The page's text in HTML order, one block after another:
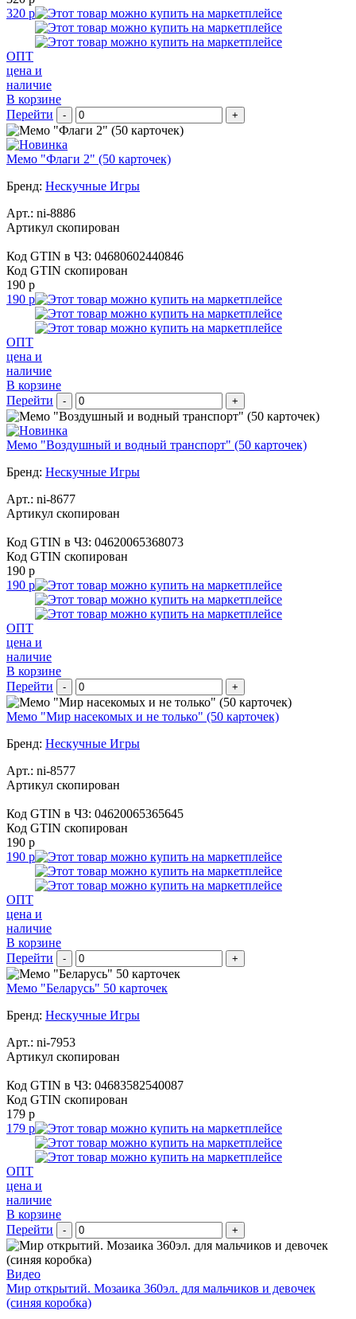
320 р
ОПТ
цена и
наличие
В корзине
Перейти
- +
Мемо "Флаги 2" (50 карточек)
Бренд: Нескучные Игры
Арт.: ni-8886
Артикул скопирован
Код GTIN в ЧЗ: 04680602440846
Код GTIN скопирован
190 р
190 р
ОПТ
цена и
наличие
В корзине
Перейти
- +
Мемо "Воздушный и водный транспорт" (50 карточек)
Бренд: Нескучные Игры
Арт.: ni-8677
Артикул скопирован
Код GTIN в ЧЗ: 04620065368073
Код GTIN скопирован
190 р
190 р
ОПТ
цена и
наличие
В корзине
Перейти
- +
Мемо "Мир насекомых и не только" (50 карточек)
Бренд: Нескучные Игры
Арт.: ni-8577
Артикул скопирован
Код GTIN в ЧЗ: 04620065365645
Код GTIN скопирован
190 р
190 р
ОПТ
цена и
наличие
В корзине
Перейти
- +
Мемо "Беларусь" 50 карточек
Бренд: Нескучные Игры
Арт.: ni-7953
Артикул скопирован
Код GTIN в ЧЗ: 04683582540087
Код GTIN скопирован
179 р
179 р
ОПТ
цена и
наличие
В корзине
Перейти
- +
Видео
Мир открытий. Мозаика 360эл. для мальчиков и девочек
(синяя коробка)